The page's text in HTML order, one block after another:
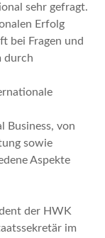
sehr gefragt.
Erfolg
bei Fragen und
durch
Business, von
sowie
Aspekte
der HWK
im